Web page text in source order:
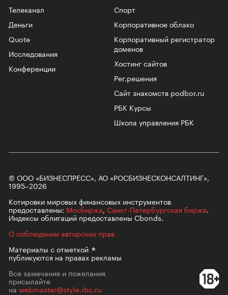
Телеканал
Спорт
Корпоративное облако
Корпоративный регистратор
доменов
Хостинг сайтов
Рег.решения
Сайт знакомств podbor.ru
РБК Курсы
Школа управления РБК
Деньги
Quote
Исследования
Конференции
© ООО «БИЗНЕСПРЕСС», АО «РОСБИЗНЕСКОНСАЛТИНГ»,
1995–2026
Котировки мировых финансовых инструментов
предоставлены: Мосбиржа, Санкт-Петербургская биржа.
Индексы облигаций предоставлены Cbonds.
О соблюдении авторских прав
Материалы сотметкой
публикуются на правах рекламы
Все замечания и пожелания
присылайте
на webmaster@style.rbc.ru